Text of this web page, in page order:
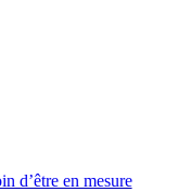
d’être en mesure